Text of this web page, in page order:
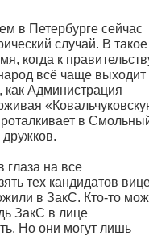
в Петербурге
случай. В такое
когда к
всё чаще выходит
Администрация
в
на все
тех кандидатов
в ЗакС. Кто-то
ЗакС в лице
Но они могут лишь